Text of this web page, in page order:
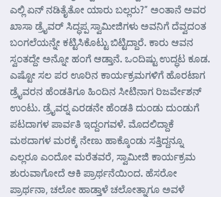
ಎಲ್ಲಿ ಏನ್ ನಡಿತೈತೋ ಯಾರು ಬಲ್ಲರು?” ಅಂತಾನೆ ಅವರ
ಖಾಸಾ ಡ್ರೈವರ್ ಸಿದ್ಧಪ್ಪ ಸ್ವಾಮೀಜಿಗಳು ಅವನಿಗೆ ದೆವ್ವದಂತ
ಬಂಗಲೆಯನ್ನೇ ಕಟ್ಟಿಸಿಕೊಟ್ಟು ಬಿಟ್ಟಿದ್ದಾರೆ. ಕಾರು ಆವನ
ಸ್ವಂತದ್ದೇ ಅನ್ನೋ ಹಂಗೆ ಆಡ್ತಾನೆ. ಒಂದಿಷ್ಟು ಉದ್ಧಟ ಕೂಡ.
ಎಷ್ಟೋ ಸಲ ಪರ ಊರಿನ ಕಾರ್ಯಕ್ರಮಗಳಿಗೆ ಹೊರಟಾಗ
ಡ್ರೈವರನ ಹೆಂಡತಿಗೂ ಹಿಂದಿನ ಸೀಟಿನಾಗ ರಿಜರ್ವೇಶನ್
ಉಂಟು. ಡ್ರೈವರ್‍ನ ಎರಡನೇ ಹೆಂಡತಿ ದುಂಡು ದುಂಡುಗೆ
ಪಟದಾಗಳ ಪಾರ್ವತಿ ಇದ್ದಂಗವಳೆ. ಮೊದಲಿದ್ದಾಕೆ
ಮಠದಾಗಳ ಮರಕ್ಕೆ ನೇಣು ಹಾಕ್ಕೊಂಡು ಸತ್ತಿದ್ದನ್ನೂ
ಎಲ್ಲರೂ ಎಂದೋ ಮರೆತವರೆ, ಸ್ವಾಮೀಜಿ ಕಾರ್ಯಕ್ರಮ
ಶುರುವಾಗೋದೆ ಆಕಿ ಪ್ರಾರ್ಥನೆಯಿಂದ. ಹೆಸರೋ
ಪ್ರಾರ್ಥನಾ, ಚಲೋ ಹಾಡ್ತಾಳೆ ಚಲೋತ್ನಾಗೂ ಅವಳೆ